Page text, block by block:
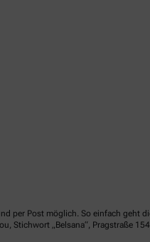
per Post möglich. So einfach geht
Stichwort „Belsana“, Pragstraße